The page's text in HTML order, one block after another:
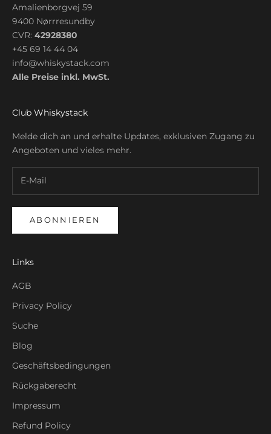
Amalienborgvej 59
9400 Nørrresundby
CVR: 42928380
+45 69 14 44 04
info@whiskystack.com
Alle Preise inkl. MwSt.
Club Whiskystack
Melde dich an und erhalte Updates, exklusiven Zugang zu
Angeboten und vieles mehr.
ABONNIEREN
Links
AGB
Privacy Policy
Suche
Blog
Geschäftsbedingungen
Rückgaberecht
Impressum
Refund Policy